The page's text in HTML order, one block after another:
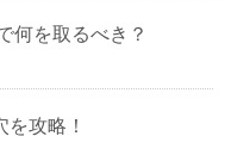
何を取るべき？
を攻略！